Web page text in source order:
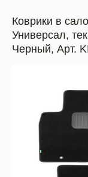
Коврики в
Универсал,
Черный, Арт.